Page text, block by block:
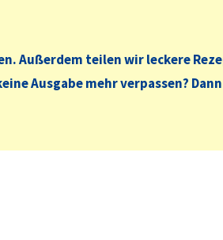
Außerdem teilen wir leckere
Ausgabe mehr verpassen?